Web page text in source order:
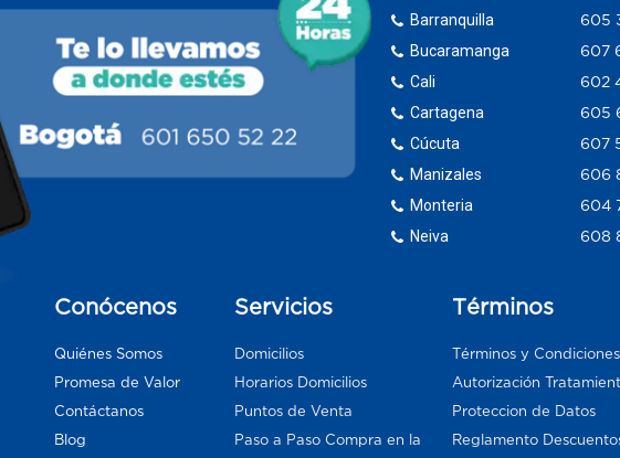
Barranquilla
Bucaramanga
Cali
Cartagena
Cúcuta
Manizales
Monteria
Neiva
605
607
602
605
607
606
604
608
Conócenos
Quiénes Somos
Promesa de Valor
Contáctanos
Blog
Servicios
Domicilios
Horarios Domicilios
Puntos de Venta
Paso a Paso Compra en la
Términos
Términos y
Autorización
Proteccion de Datos
Reglamento